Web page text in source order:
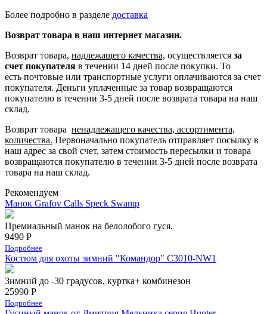
Более подробно в разделе доставка
Возврат товара в наш интернет магазин.
Возврат товара, надлежащего качества, осуществляется за
счет покупателя в течении 14 дней после покупки. То
есть почтовые или транспортные услуги оплачиваются за счет
покупателя. Деньги уплаченные за товар возвращаются
покупателю в течении 3-5 дней после возврата товара на наш
склад.
Возврат товара ненадлежащего качества, ассортимента,
количества. Первоначально покупатель отправляет посылку в
наш адрес за свой счет, затем стоимость пересылки и товара
возвращаются покупателю в течении 3-5 дней после возврата
товара на наш склад.
Рекомендуем
Манок Grafov Calls Speck Swamp
Премиальный манок на белолобого гуся.
9490 Р
Подробнее
Костюм для охоты зимний "Командор" С3010-NW1
Зимний до -30 градусов, куртка+ комбинезон
25990 Р
Подробнее